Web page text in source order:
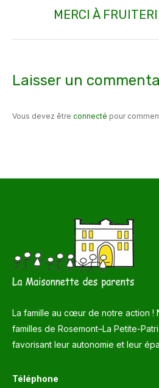
MERCI À
Laisser un
Vous devez être connecté pour
La famille au cœur de notre action !
familles de Rosemont–La Petite-
favorisant leur autonomie et leur
Téléphone